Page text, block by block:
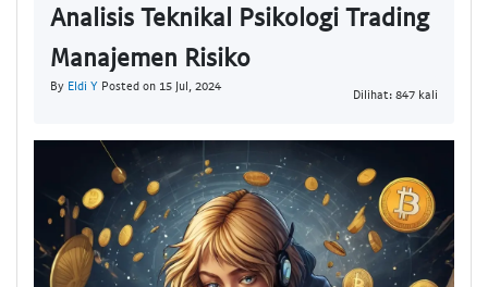
Analisis Teknikal Psikologi Trading
Manajemen Risiko
By Eldi Y Posted on 15 Jul, 2024
Dilihat: 847 kali